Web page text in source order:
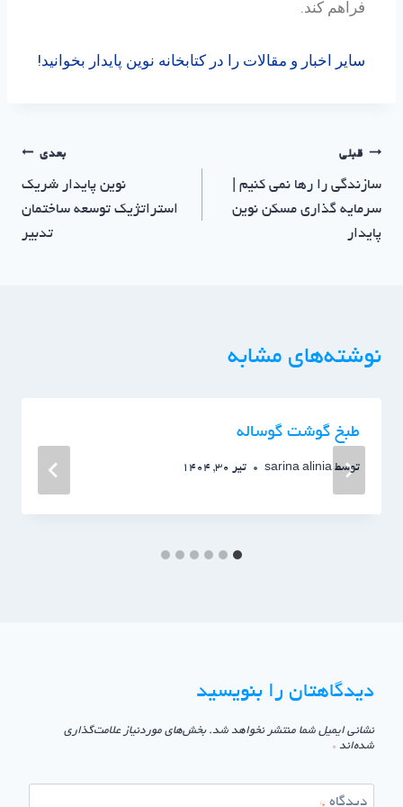
فراهم کند.
سایر اخبار و مقالات را در کتابخانه نوین پایدار بخوانید!
قبلی
سازندگی را رها نمی کنیم |
سرمایه گذاری مسکن نوین
پایدار
بعدی
نوین پایدار شریک
استراتژیک توسعه ساختمان
تدبیر
نوشته‌های مشابه
طبخ گوشت گوساله
توسط sarina alinia تیر 30, 1404
دیدگاهتان را بنویسید
نشانی ایمیل شما منتشر نخواهد شد. بخش‌های موردنیاز علامت‌گذاری
شده‌اند *
دیدگاه *